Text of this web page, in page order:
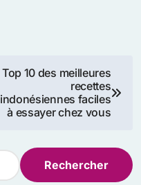
Top 10 des meilleures
recettes
indonésiennes faciles
à essayer chez vous